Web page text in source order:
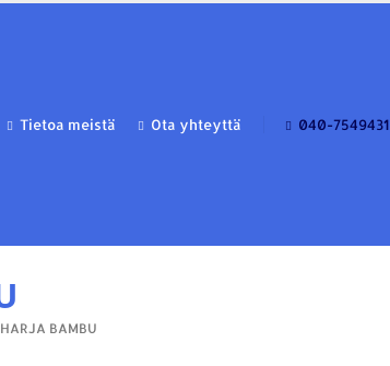
Tietoa meistä Ota yhteyttä 040-7549431
HARJA BAMBU